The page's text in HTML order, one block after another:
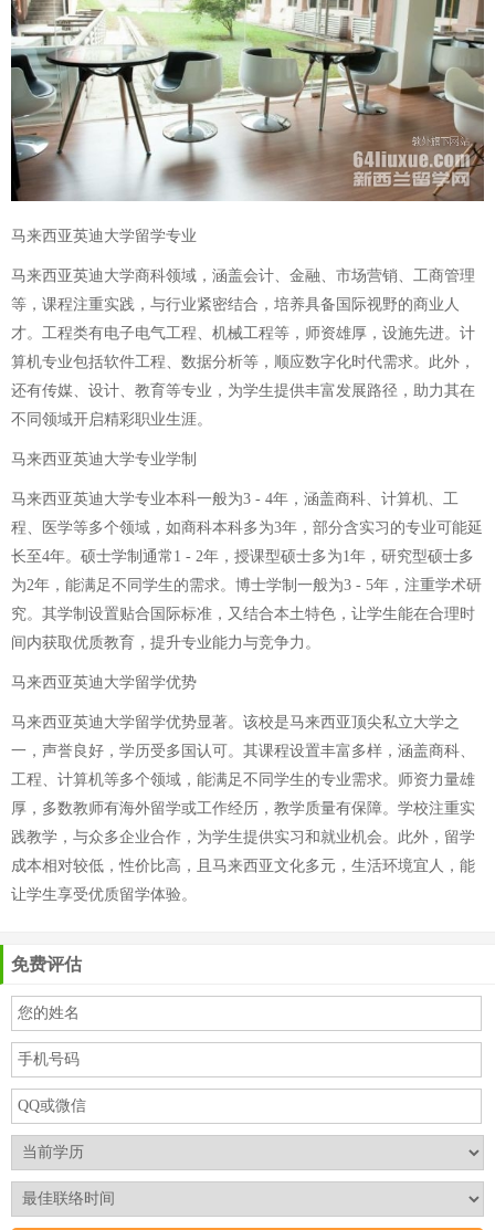
马来西亚英迪大学留学专业
马来西亚英迪大学商科领域，涵盖会计、金融、市场营销、工商管理
等，课程注重实践，与行业紧密结合，培养具备国际视野的商业人
才。工程类有电子电气工程、机械工程等，师资雄厚，设施先进。计
算机专业包括软件工程、数据分析等，顺应数字化时代需求。此外，
还有传媒、设计、教育等专业，为学生提供丰富发展路径，助力其在
不同领域开启精彩职业生涯。
马来西亚英迪大学专业学制
马来西亚英迪大学专业本科一般为3 - 4年，涵盖商科、计算机、工
程、医学等多个领域，如商科本科多为3年，部分含实习的专业可能延
长至4年。硕士学制通常1 - 2年，授课型硕士多为1年，研究型硕士多
为2年，能满足不同学生的需求。博士学制一般为3 - 5年，注重学术研
究。其学制设置贴合国际标准，又结合本土特色，让学生能在合理时
间内获取优质教育，提升专业能力与竞争力。
马来西亚英迪大学留学优势
马来西亚英迪大学留学优势显著。该校是马来西亚顶尖私立大学之
一，声誉良好，学历受多国认可。其课程设置丰富多样，涵盖商科、
工程、计算机等多个领域，能满足不同学生的专业需求。师资力量雄
厚，多数教师有海外留学或工作经历，教学质量有保障。学校注重实
践教学，与众多企业合作，为学生提供实习和就业机会。此外，留学
成本相对较低，性价比高，且马来西亚文化多元，生活环境宜人，能
让学生享受优质留学体验。
免费评估